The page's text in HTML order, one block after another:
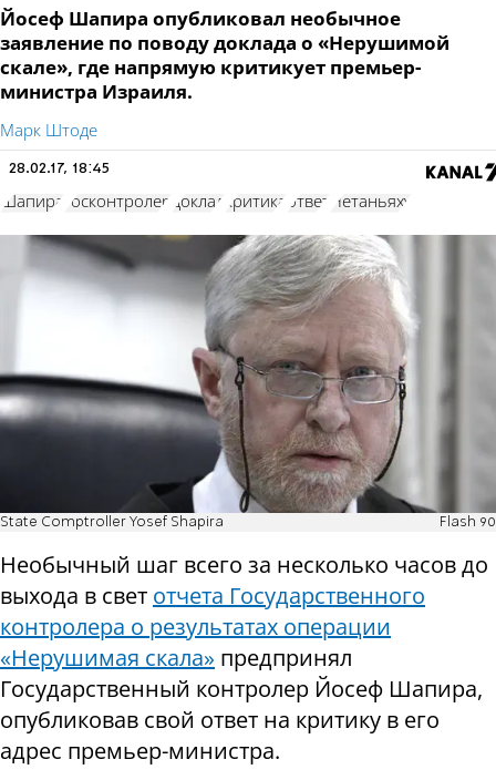
Йосеф Шапира опубликовал необычное
заявление по поводу доклада о «Нерушимой
скале», где напрямую критикует премьер-
министра Израиля.
Марк Штоде
28.02.17, 18:45
Шапира госконтролер доклад критика ответ Нетаньяху
State Comptroller Yosef Shapira Flash 90
Необычный шаг всего за несколько часов до
выхода в свет отчета Государственного
контролера о результатах операции
«Нерушимая скала» предпринял
Государственный контролер Йосеф Шапира,
опубликовав свой ответ на критику в его
адрес премьер-министра.